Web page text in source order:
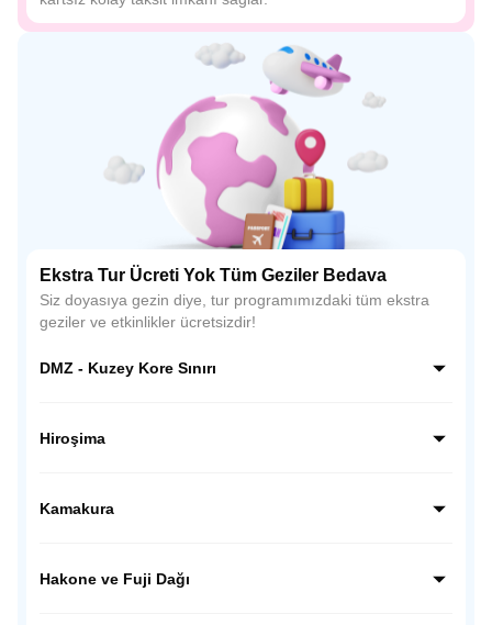
Ekstra Tur Ücreti Yok Tüm Geziler Bedava
Siz doyasıya gezin diye, tur programımızdaki tüm ekstra
geziler ve etkinlikler ücretsizdir!
DMZ - Kuzey Kore Sınırı
bölgelerinden biri olan DMZ’de rehber eşliğinde özel bir
hikâyesine tanıklık ediyoruz.
Hiroşima
Anıtı Parkı ve Atom Bombası Kubbesi’ni ziyaret ederek
Kamakura
ziyaretimiz sonrası Japon inanışında çok önemli yer tutan
Hakone ve Fuji Dağı